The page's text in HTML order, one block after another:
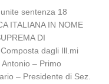
sentenza 18
ITALIANA IN NOME
DI
dagli Ill.mi
– Primo
– Presidente di Sez.